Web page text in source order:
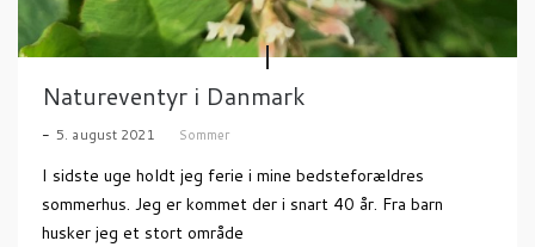
Natureventyr i Danmark
5. august 2021 Sommer
I sidste uge holdt jeg ferie i mine bedsteforældres
sommerhus. Jeg er kommet der i snart 40 år. Fra barn
husker jeg et stort område